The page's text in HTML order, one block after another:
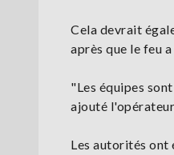
Cela devrait
après que le feu
"Les équipes
ajouté
Les autorités ont